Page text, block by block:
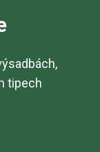
tipech